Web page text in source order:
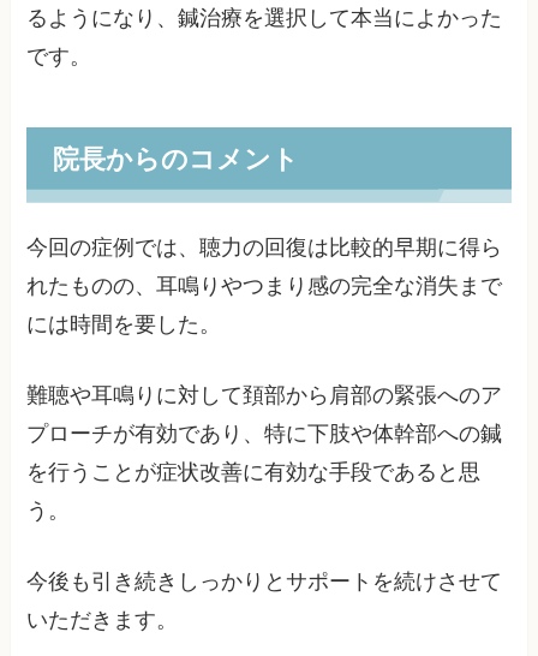
るようになり、鍼治療を選択して本当によかった
です。
院長からのコメント
今回の症例では、聴力の回復は比較的早期に得ら
れたものの、耳鳴りやつまり感の完全な消失まで
には時間を要した。
難聴や耳鳴りに対して頚部から肩部の緊張へのア
プローチが有効であり、特に下肢や体幹部への鍼
を行うことが症状改善に有効な手段であると思
う。
今後も引き続きしっかりとサポートを続けさせて
いただきます。